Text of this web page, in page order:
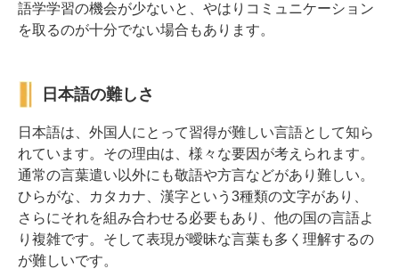
語学学習の機会が少ないと、やはりコミュニケーション
を取るのが十分でない場合もあります。
日本語の難しさ
日本語は、外国人にとって習得が難しい言語として知ら
れています。その理由は、様々な要因が考えられます。
通常の言葉遣い以外にも敬語や方言などがあり難しい。
ひらがな、カタカナ、漢字という3種類の文字があり、
さらにそれを組み合わせる必要もあり、他の国の言語よ
り複雑です。そして表現が曖昧な言葉も多く理解するの
が難しいです。